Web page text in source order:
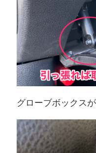
グローブボックス